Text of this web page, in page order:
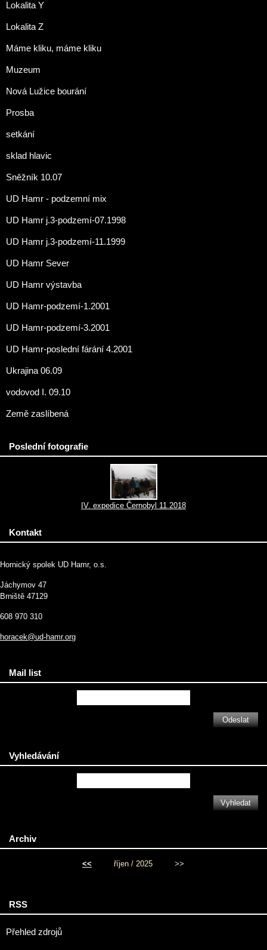
Lokalita Y
Lokalita Z
Máme kliku, máme kliku
Muzeum
Nová Lužice bourání
Prosba
setkání
sklad hlavic
Sněžník 10.07
UD Hamr - podzemní mix
UD Hamr j.3-podzemí-07.1998
UD Hamr j.3-podzemí-11.1999
UD Hamr Sever
UD Hamr výstavba
UD Hamr-podzemí-1.2001
UD Hamr-podzemí-3.2001
UD Hamr-poslední fárání 4.2001
Ukrajina 06.09
vodovod I. 09.10
Země zaslíbená
Poslední fotografie
IV. expedice Černobyl 11.2018
Kontakt
Hornický spolek UD Hamr, o.s.
Jáchymov 47
Brniště 47129
608 970 310
horacek@ud-hamr.org
Mail list
Vyhledávání
Archiv
<< říjen / 2025 >>
RSS
Přehled zdrojů